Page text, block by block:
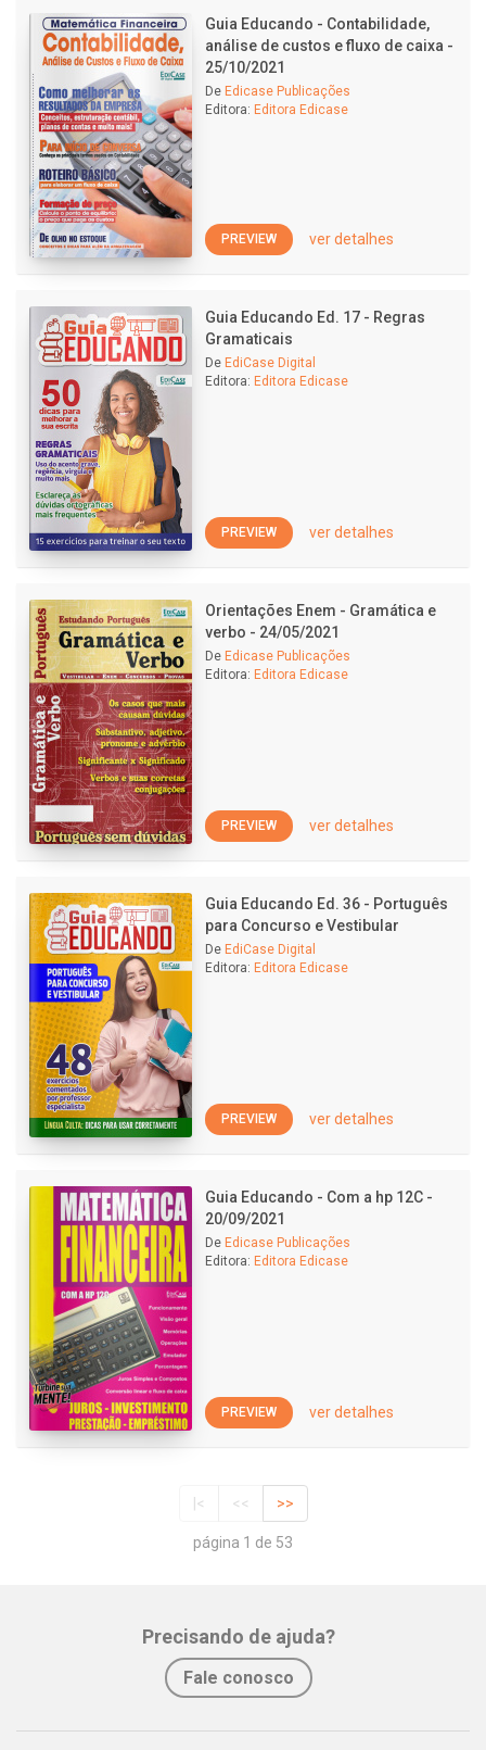
Guia Educando - Contabilidade,
análise de custos e fluxo de caixa -
25/10/2021
De Edicase Publicações
Editora: Editora Edicase
PREVIEW ver detalhes
Guia Educando Ed. 17 - Regras
Gramaticais
De EdiCase Digital
Editora: Editora Edicase
PREVIEW ver detalhes
Orientações Enem - Gramática e
verbo - 24/05/2021
De Edicase Publicações
Editora: Editora Edicase
PREVIEW ver detalhes
Guia Educando Ed. 36 - Português
para Concurso e Vestibular
De EdiCase Digital
Editora: Editora Edicase
PREVIEW ver detalhes
Guia Educando - Com a hp 12C -
20/09/2021
De Edicase Publicações
Editora: Editora Edicase
PREVIEW ver detalhes
|< << >>
página 1 de 53
Precisando de ajuda?
Fale conosco